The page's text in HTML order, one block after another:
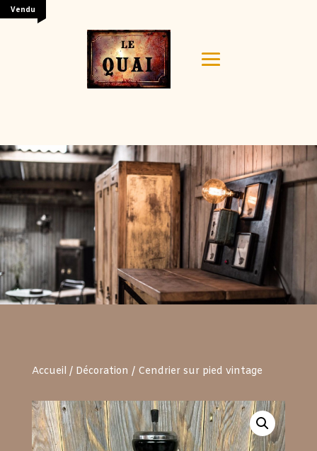
Vendu
Your content goes here. Edit or remove this text inline
or in the module Content settings. You can also style
every aspect of this content in the module Design
settings and even apply custom CSS to this text in the
module Advanced settings.
Accueil / Décoration / Cendrier sur pied vintage